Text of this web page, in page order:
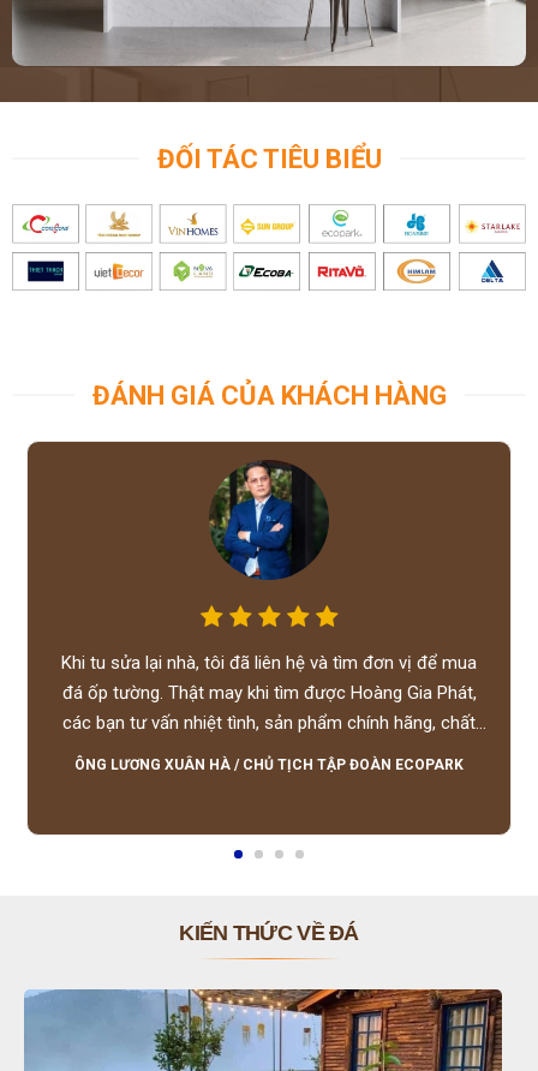
ĐỐI TÁC TIÊU BIỂU
ĐÁNH GIÁ CỦA KHÁCH HÀNG
Khi tu sửa lại nhà, tôi đã liên hệ và tìm đơn vị để mua
đá ốp tường. Thật may khi tìm được Hoàng Gia Phát,
các bạn tư vấn nhiệt tình, sản phẩm chính hãng, chất
lượng tốt, giá hợp lý, hỗ trợ tận tình.
ÔNG LƯƠNG XUÂN HÀ / CHỦ TỊCH TẬP ĐOÀN ECOPARK
KIẾN THỨC VỀ ĐÁ